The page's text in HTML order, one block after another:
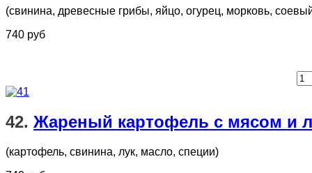
(свинина, древесные грибы, яйцо, огурец, морковь,
740 руб
42. Жареный картофель с мясом и
(картофель, свинина, лук, масло, специи)